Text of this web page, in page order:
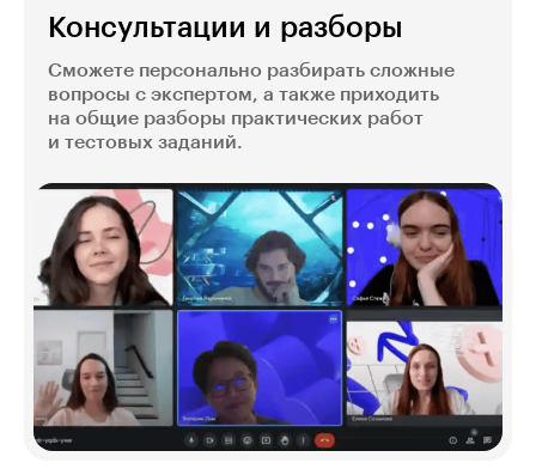
Консультации и разборы
Сможете персонально разбирать сложные
вопросы с экспертом, а также приходить
на общие разборы практических работ
и тестовых заданий.